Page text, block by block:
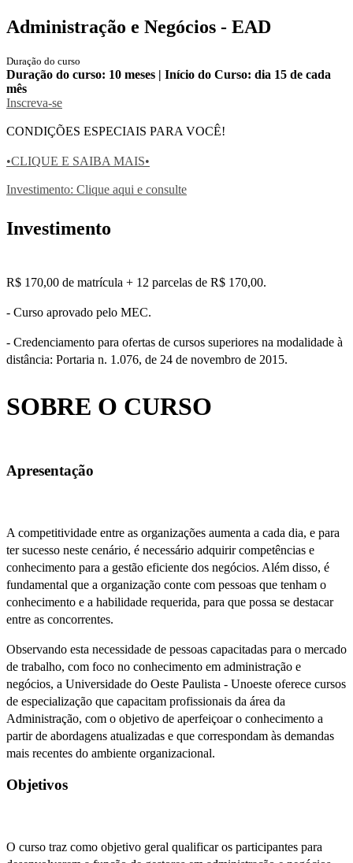
Administração e Negócios - EAD
Duração do curso
Duração do curso: 10 meses | Início do Curso: dia 15 de cada
mês
Inscreva-se
CONDIÇÕES ESPECIAIS PARA VOCÊ!
•CLIQUE E SAIBA MAIS•
Investimento: Clique aqui e consulte
Investimento
R$ 170,00 de matrícula + 12 parcelas de R$ 170,00.
- Curso aprovado pelo MEC.
- Credenciamento para ofertas de cursos superiores na modalidade à
distância: Portaria n. 1.076, de 24 de novembro de 2015.
SOBRE O CURSO
Apresentação
A competitividade entre as organizações aumenta a cada dia, e para
ter sucesso neste cenário, é necessário adquirir competências e
conhecimento para a gestão eficiente dos negócios. Além disso, é
fundamental que a organização conte com pessoas que tenham o
conhecimento e a habilidade requerida, para que possa se destacar
entre as concorrentes.
Observando esta necessidade de pessoas capacitadas para o mercado
de trabalho, com foco no conhecimento em administração e
negócios, a Universidade do Oeste Paulista - Unoeste oferece cursos
de especialização que capacitam profissionais da área da
Administração, com o objetivo de aperfeiçoar o conhecimento a
partir de abordagens atualizadas e que correspondam às demandas
mais recentes do ambiente organizacional.
Objetivos
O curso traz como objetivo geral qualificar os participantes para